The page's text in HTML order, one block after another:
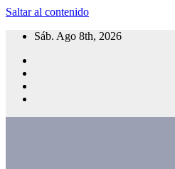
Saltar al contenido
Sáb. Ago 8th, 2026